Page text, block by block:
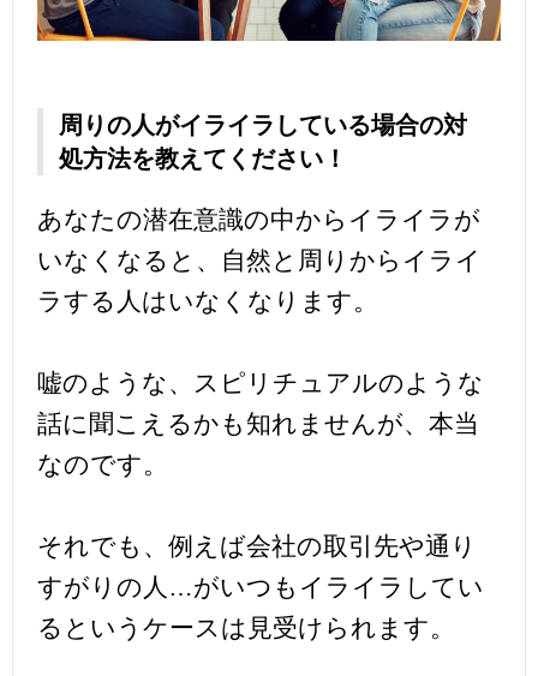
周りの人がイライラしている場合の対
処方法を教えてください！
あなたの潜在意識の中からイライラが
いなくなると、自然と周りからイライ
ラする人はいなくなります。
嘘のような、スピリチュアルのような
話に聞こえるかも知れませんが、本当
なのです。
それでも、例えば会社の取引先や通り
すがりの人…がいつもイライラしてい
るというケースは見受けられます。